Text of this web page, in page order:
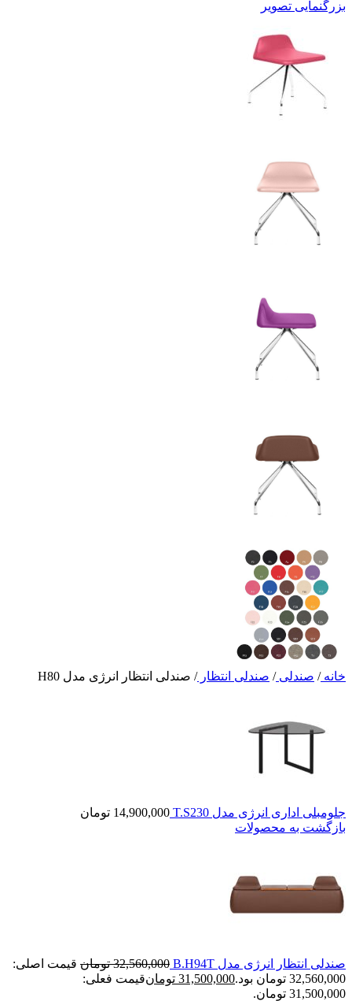
بزرگنمایی تصویر
خانه/ صندلی/ صندلی انتظار/ صندلی انتظار انرژی مدل H80
جلومبلی اداری انرژی مدل T.S230 14,900,000 تومان
بازگشت به محصولات
صندلی انتظار انرژی مدل B.H94T 32,560,000 تومان قیمت اصلی:
32,560,000 تومان بود.
31,500,000 تومانقیمت فعلی:
31,500,000 تومان.